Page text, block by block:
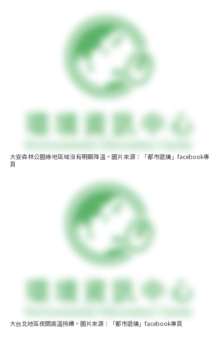
大安森林公園綠地區域沒有明顯降溫。圖片來源：「都市退燒」facebook專
頁
大台北地區夜間高溫持續。圖片來源：「都市退燒」facebook專頁